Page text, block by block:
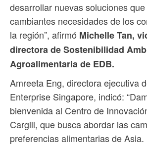
desarrollar nuevas soluciones
cambiantes necesidades de los
la región”, afirmó Michelle Tan,
directora de Sostenibilidad
Agroalimentaria de EDB.
Amreeta Eng, directora ejecutiva
Enterprise Singapore, indicó:
bienvenida al Centro de
Cargill, que busca abordar las
preferencias alimentarias de